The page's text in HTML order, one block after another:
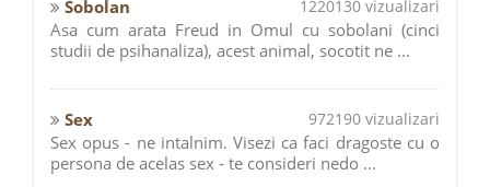
Sobolan 1220130 vizualizari
Asa cum arata Freud in Omul cu sobolani (cinci
studii de psihanaliza), acest animal, socotit ne ...
Sex 972190 vizualizari
Sex opus - ne intalnim. Visezi ca faci dragoste cu o
persona de acelas sex - te consideri nedo ...